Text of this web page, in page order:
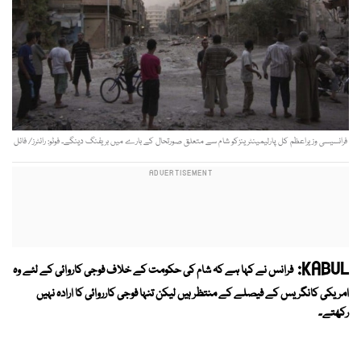
فرانسیسی وزیراعظم کل پارلیمینٹرینزکو شام سے متعلق صورتحال کے بارے میں بریفنگ دینگے۔ فوٹو: رائٹرز/ فائل
KABUL: فرانس نے کہا ہے کہ شام کی حکومت کے خلاف فوجی کاروائی کے لئے وہ
امریکی کانگریس کے فیصلے کے منتظر ہیں لیکن تنہا فوجی کارروائی کا ارادہ نہیں
رکھتے۔